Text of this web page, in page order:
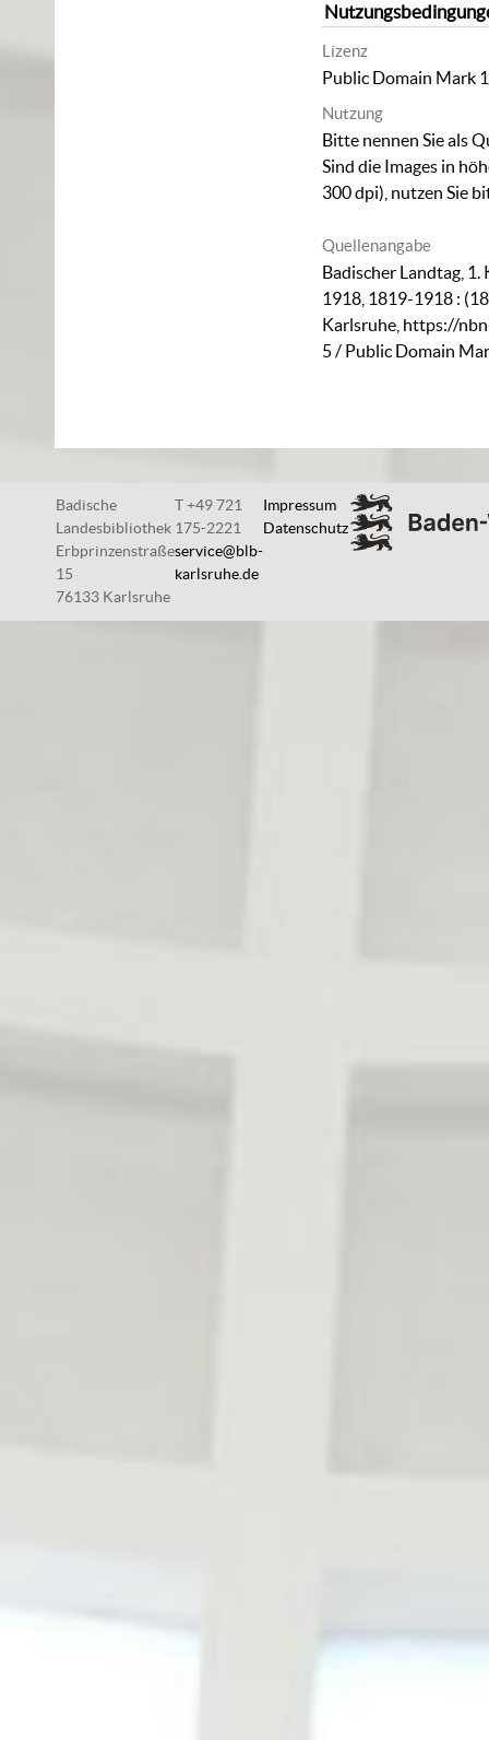
Lizenz
Public Domain Mark
Nutzung
Bitte nennen Sie als
Sind die Images in
300 dpi), nutzen Sie
Quellenangabe
Badischer Landtag,
1918, 1819-1918 :
Karlsruhe, https://
5/ Public Domain
Badische
Landesbibliothek
Erbprinzenstraße
15
76133 Karlsruhe
T +49 721
175-2221
service@blb-
karlsruhe.de
Impressum
Datenschutz